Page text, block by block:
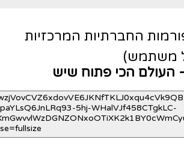
החברתיות המרכזיות
משתמש)